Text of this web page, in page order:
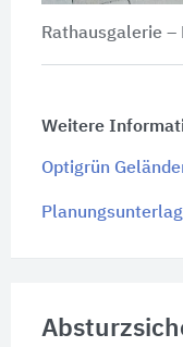
Rathausgalerie –
Weitere
Optigrün